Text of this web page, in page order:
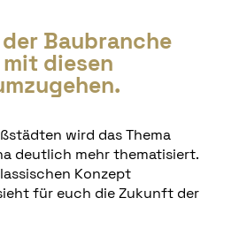
Baubranche
diesen
wird das Thema
deutlich mehr thematisiert.
Konzept
für euch die Zukunft der